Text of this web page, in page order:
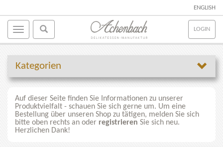
ENGLISH
LOGIN
Kategorien
Auf dieser Seite finden Sie Informationen zu unserer
Produktvielfalt - schauen Sie sich gerne um. Um eine
Bestellung über unseren Shop zu tätigen, melden Sie sich
bitte oben rechts an oder registrieren Sie sich neu.
Herzlichen Dank!